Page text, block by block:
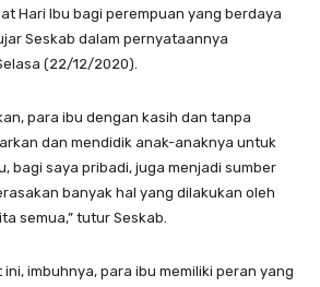
Hari Ibu bagi perempuan yang berdaya
Seskab dalam pernyataannya
(22/12/2020).
para ibu dengan kasih dan tanpa
dan mendidik anak-anaknya untuk
bagi saya pribadi, juga menjadi sumber
banyak hal yang dilakukan oleh
semua,” tutur Seskab.
imbuhnya, para ibu memiliki peran yang